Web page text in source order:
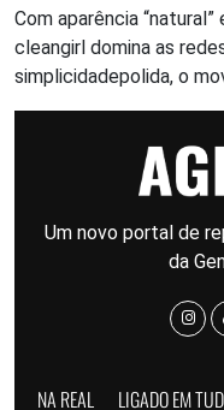
Com aparência
cleangirl domina as
simplicidadepolida, o
Um novo portal de
da
NA REAL LIGADO EM